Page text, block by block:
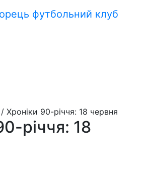
футбольний клуб
/ Хроніки 90-річчя: 18 червня
річчя: 18